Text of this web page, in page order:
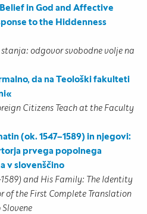
in God and Affective
to the Hiddenness
odgovor svobodne volje na
da na Teološki fakulteti
Citizens Teach at the Faculty
(ok. 1547–1589) in njegovi:
prvega popolnega
v slovenščino
and His Family: The Identity
of the First Complete Translation